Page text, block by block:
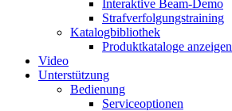
Interaktive Beam-Demo
Strafverfolgungstraining
Katalogbibliothek
Produktkataloge anzeigen
Video
Unterstützung
Bedienung
Serviceoptionen